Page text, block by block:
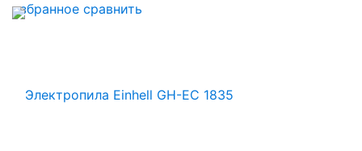
избранное сравнить